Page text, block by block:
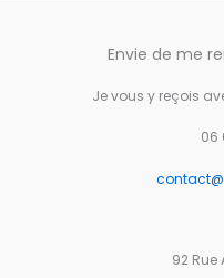
Envie de me
Je vous y reçois
06
92